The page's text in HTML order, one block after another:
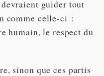
guider tout
comme celle-ci :
humain, le respect du
sinon que ces partis